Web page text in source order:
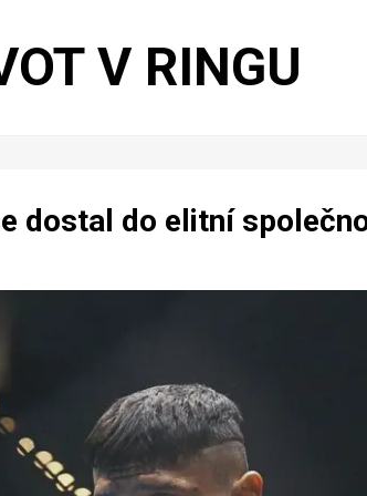
V RINGU
dostal do elitní